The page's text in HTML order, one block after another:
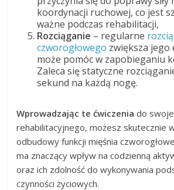
koordynacji ruchowej, co jest
ważne podczas rehabilitacji,
Rozciąganie – regularne
czworogłowego zwiększa jego
może pomóc w zapobieganiu
Zaleca się statyczne
sekund na każdą nogę.
Wprowadzając te ćwiczenia do
rehabilitacyjnego, możesz skutecznie
odbudowy funkcji mięśnia
ma znaczący wpływ na codzienną
oraz ich zdolność do wykonywania
czynności życiowych.